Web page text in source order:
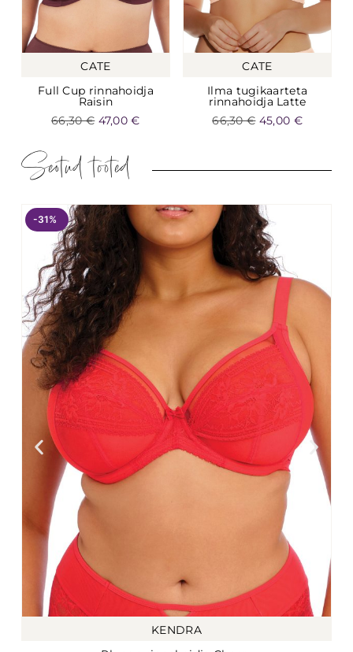
CATE
Full Cup rinnahoidja
Raisin
66,30€ 47,00€
CATE
Ilma tugikaarteta
rinnahoidja Latte
66,30€ 45,00 €
Seotud tooted
-31%
KENDRA